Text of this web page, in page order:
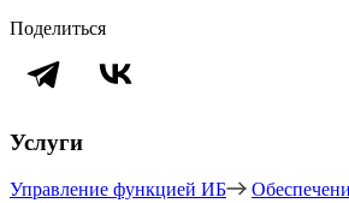
Поделиться
Услуги
Управление функцией ИБ